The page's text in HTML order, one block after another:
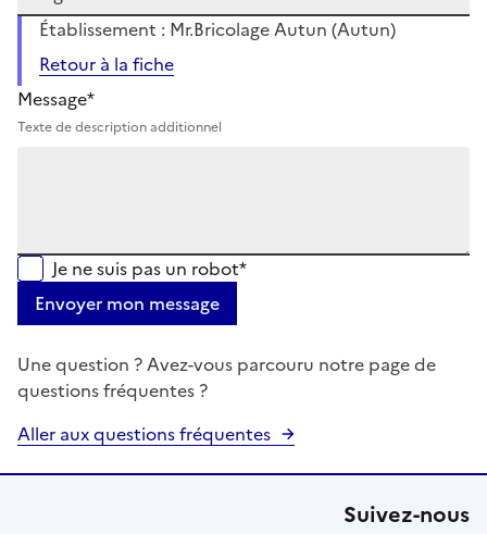
Établissement : Mr.Bricolage Autun (Autun)
Retour à la fiche
Message*
Texte de description additionnel
Je ne suis pas un robot*
Envoyer mon message
Une question ? Avez-vous parcouru notre page de
questions fréquentes ?
Aller aux questions fréquentes
Suivez-nous